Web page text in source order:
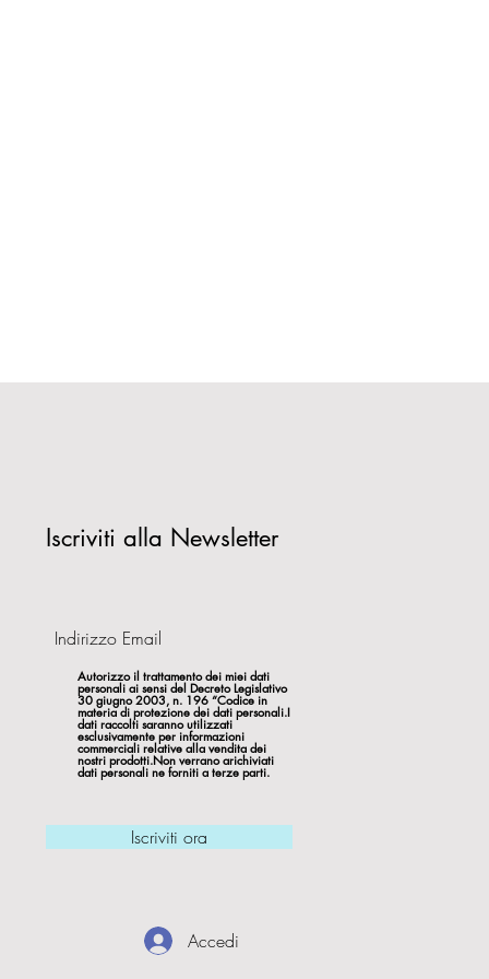
Iscriviti alla Newsletter
Autorizzo il trattamento dei miei dati
personali ai sensi del Decreto Legislativo
30 giugno 2003, n. 196 “Codice in
materia di protezione dei dati personali.I
dati raccolti saranno utilizzati
esclusivamente per informazioni
commerciali relative alla vendita dei
nostri prodotti.Non verrano arichiviati
dati personali ne forniti a terze parti.
Iscriviti ora
Accedi